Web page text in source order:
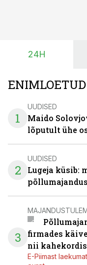
24H
ENIMLOETUD
1
UUDISED
Maido
lõputult ühe
2
UUDISED
Lugeja küsib:
3
firmades
nii
E-Piimast